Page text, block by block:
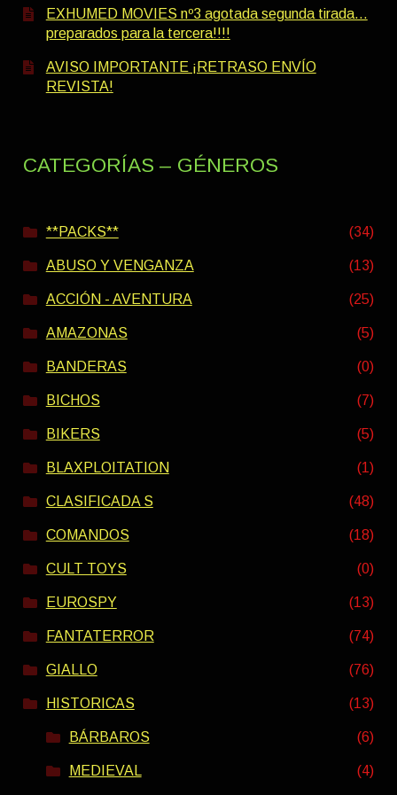
EXHUMED MOVIES nº3 agotada segunda tirada…
preparados para la tercera!!!!
AVISO IMPORTANTE ¡RETRASO ENVÍO
REVISTA!
CATEGORÍAS – GÉNEROS
**PACKS** (34)
ABUSO Y VENGANZA (13)
ACCIÓN - AVENTURA (25)
AMAZONAS (5)
BANDERAS (0)
BICHOS (7)
BIKERS (5)
BLAXPLOITATION (1)
CLASIFICADA S (48)
COMANDOS (18)
CULT TOYS (0)
EUROSPY (13)
FANTATERROR (74)
GIALLO (76)
HISTORICAS (13)
BÁRBAROS (6)
MEDIEVAL (4)